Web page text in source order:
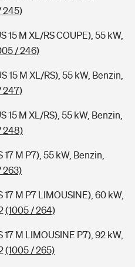
245)
15 M XL/RS COUPE), 55 kW,
/ 246)
15 M XL/RS), 55 kW, Benzin,
247)
15 M XL/RS), 55 kW, Benzin,
248)
17 M P7), 55 kW, Benzin,
263)
17 M P7 LIMOUSINE), 60 kW,
(1005 / 264)
17 M LIMOUSINE P7), 92 kW,
(1005 / 265)